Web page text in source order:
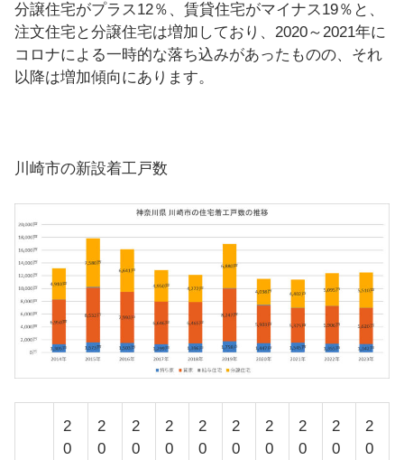
分譲住宅がプラス12％、賃貸住宅がマイナス19％と、
注文住宅と分譲住宅は増加しており、2020～2021年に
コロナによる一時的な落ち込みがあったものの、それ
以降は増加傾向にあります。
川崎市の新設着工戸数
2
0
2
0
2
0
2
0
2
0
2
0
2
0
2
0
2
0
2
0